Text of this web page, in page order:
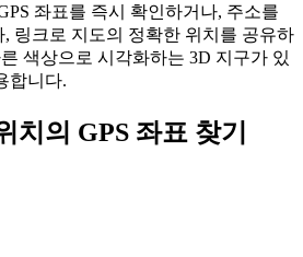
좌표를 즉시 확인하거나, 주소를
링크로 지도의 정확한 위치를 공유하
색상으로 시각화하는 3D 지구가 있
합니다.
치의 GPS 좌표 찾기